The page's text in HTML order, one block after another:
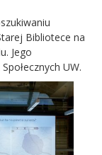
Bibliotece na
Jego
UW.